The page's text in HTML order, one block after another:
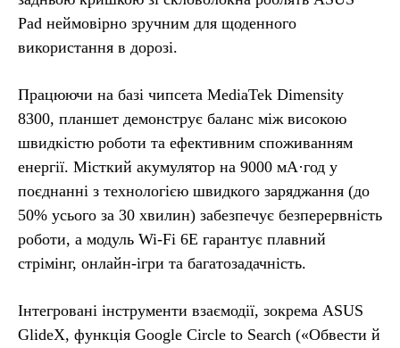
Pad неймовірно зручним для щоденного
використання в дорозі.
Працюючи на базі чипсета MediaTek Dimensity
8300, планшет демонструє баланс між високою
швидкістю роботи та ефективним споживанням
енергії. Місткий акумулятор на 9000 мА·год у
поєднанні з технологією швидкого заряджання (до
50% усього за 30 хвилин) забезпечує безперервність
роботи, а модуль Wi-Fi 6E гарантує плавний
стрімінг, онлайн-ігри та багатозадачність.
Інтегровані інструменти взаємодії, зокрема ASUS
GlideX, функція Google Circle to Search («Обвести й